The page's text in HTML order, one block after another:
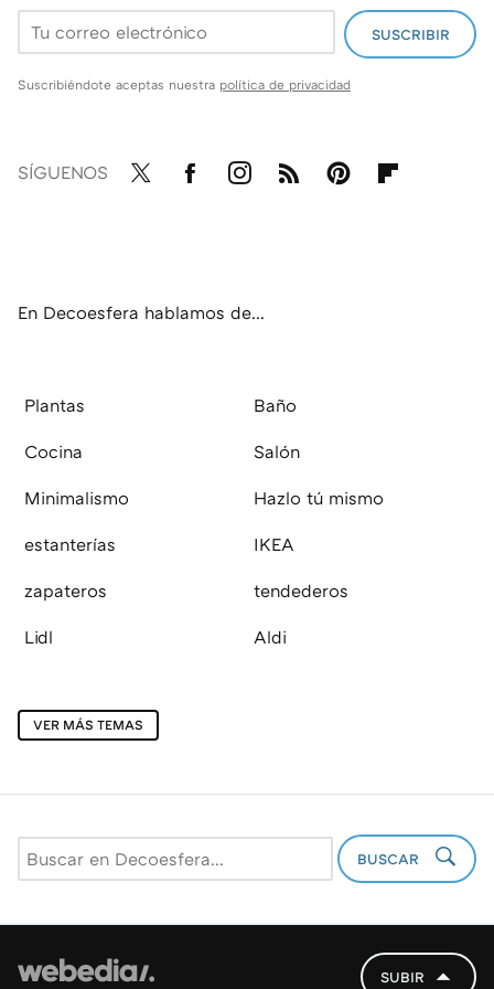
SUSCRIBIR
Suscribiéndote aceptas nuestra política de privacidad
SÍGUENOS
En Decoesfera hablamos de...
Plantas Baño
Cocina Salón
Minimalismo Hazlo tú mismo
estanterías IKEA
zapateros tendederos
Lidl Aldi
VER MÁS TEMAS
BUSCAR
SUBIR